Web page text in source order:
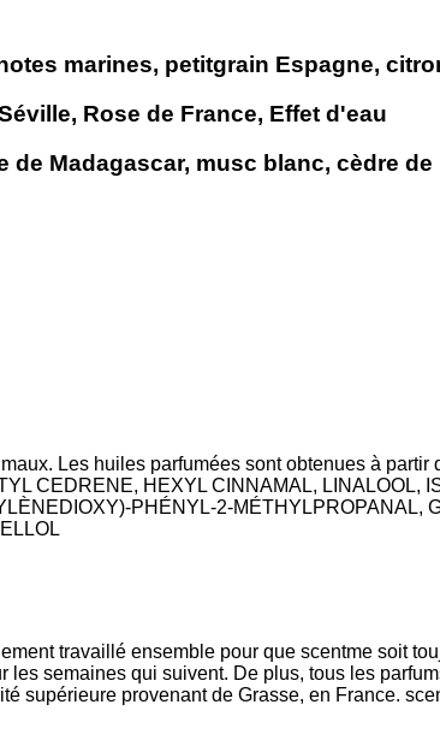
marines, petitgrain Espagne,
Rose de France, Effet d'eau
Madagascar, musc blanc, cèdre
Les huiles parfumées sont obtenues à
CEDRENE, HEXYL CINNAMAL, LINALOOL,
PHÉNYL-2-MÉTHYLPROPANAL,
travaillé ensemble pour que scentme soit
semaines qui suivent. De plus, tous les
supérieure provenant de Grasse, en France.